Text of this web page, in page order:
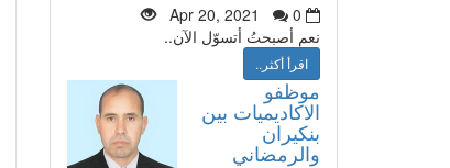
Apr 20, 2021
0
نعم أصبحتُ أتسوّل الآن..
اقرأ أكثر..
موظفو
الاكاديميات بين
بنكيران
والرمضاني